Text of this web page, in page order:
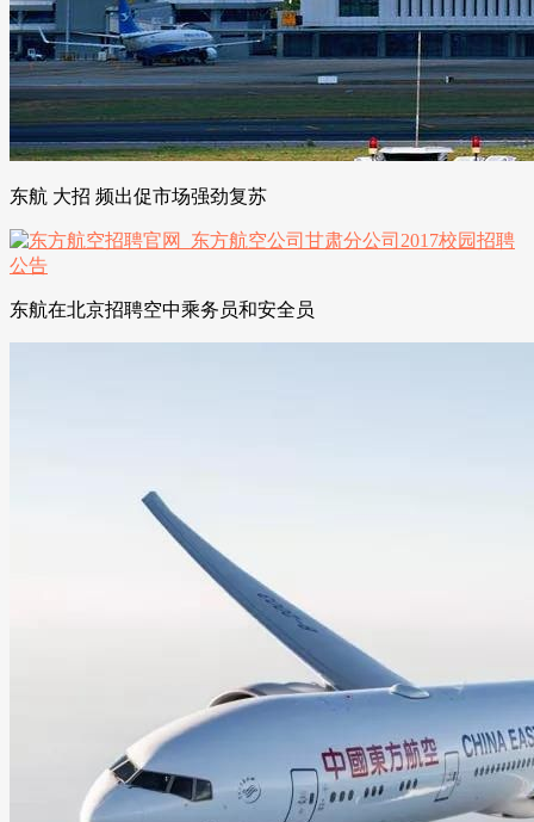
东航 大招 频出促市场强劲复苏
东航在北京招聘空中乘务员和安全员